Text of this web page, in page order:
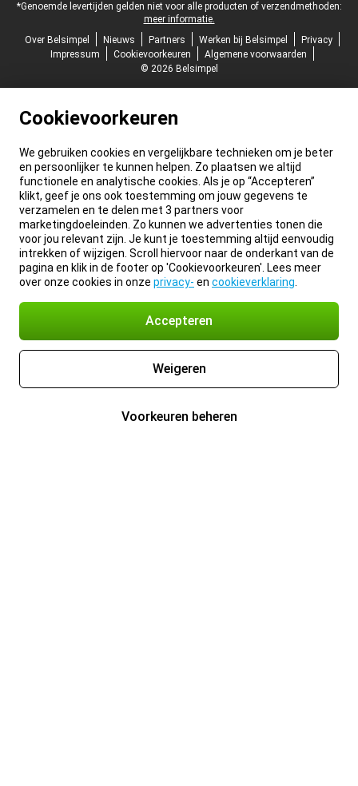
*Genoemde levertijden gelden niet voor alle producten of verzendmethoden:
meer informatie.
Over Belsimpel
Nieuws Partners Werken bij Belsimpel
Privacy
Impressum
Cookievoorkeuren
Algemene voorwaarden
© 2026 Belsimpel
Cookievoorkeuren
We gebruiken cookies en vergelijkbare technieken om je beter
en persoonlijker te kunnen helpen. Zo plaatsen we altijd
functionele en analytische cookies. Als je op “Accepteren”
klikt, geef je ons ook toestemming om jouw gegevens te
verzamelen en te delen met 3 partners voor
marketingdoeleinden. Zo kunnen we advertenties tonen die
voor jou relevant zijn. Je kunt je toestemming altijd eenvoudig
intrekken of wijzigen. Scroll hiervoor naar de onderkant van de
pagina en klik in de footer op 'Cookievoorkeuren'. Lees meer
over onze cookies in onze privacy- en cookieverklaring
Accepteren
Weigeren
Voorkeuren beheren